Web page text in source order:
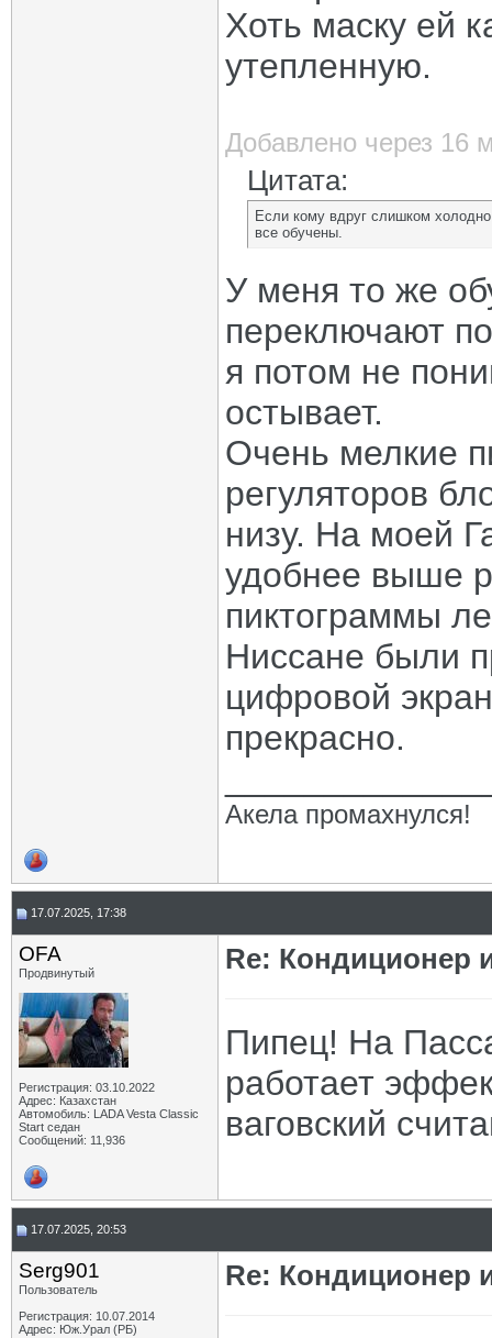
Хоть маску ей
утепленную.
Добавлено через 16
Цитата:
Если кому вдруг слишком
все обучены.
У меня то же
переключают
я потом не
остывает.
Очень мелкие
регуляторов
низу. На моей
удобнее выше
пиктограммы
Ниссане были
цифровой
прекрасно.
Акела промахнулся!
17.07.2025, 17:38
OFA
Продвинутый
Регистрация: 03.10.2022
Адрес: Казахстан
Автомобиль: LADA Vesta Classic
Start седан
Сообщений: 11,936
Re: Кондиционер
Пипец! На
работает
ваговский
17.07.2025, 20:53
Serg901
Пользователь
Регистрация: 10.07.2014
Адрес: Юж.Урал (РБ)
Re: Кондиционер